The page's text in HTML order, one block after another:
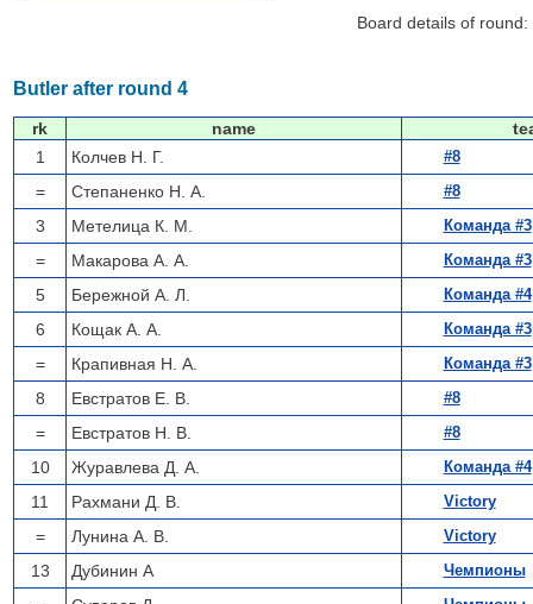
Board details of round:
Butler after round 4
rk name
1
Колчев Н. Г. #8
= Степаненко Н. А. #8
3 Метелица К. М. Команда #3
= Макарова А. А. Команда #3
5 Бережной А. Л. Команда #4
6 Кощак А. А. Команда #3
= Крапивная Н. А. Команда #3
8 Евстратов Е. В. #8
= Евстратов Н. В. #8
10 Журавлева Д. А. Команда #4
11 Рахмани Д. В. Victory
= Лунина А. В. Victory
13 Дубинин А Чемпионы